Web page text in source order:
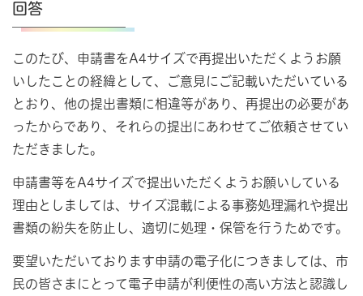
回答
このたび、申請書をA4サイズで再提出いただくようお願
いしたことの経緯として、ご意見にご記載いただいている
とおり、他の提出書類に相違等があり、再提出の必要があ
ったからであり、それらの提出にあわせてご依頼させてい
ただきました。
申請書等をA4サイズで提出いただくようお願いしている
理由としましては、サイズ混載による事務処理漏れや提出
書類の紛失を防止し、適切に処理・保管を行うためです。
要望いただいております申請の電子化につきましては、市
民の皆さまにとって電子申請が利便性の高い方法と認識し